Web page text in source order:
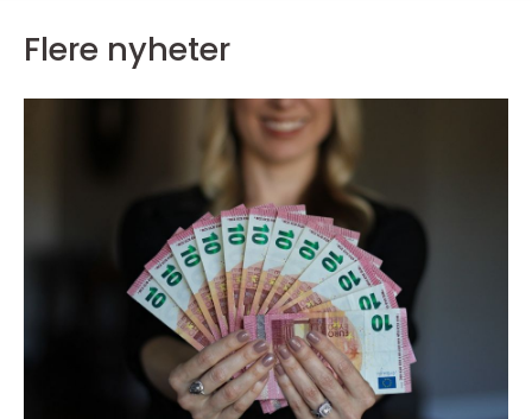
Flere nyheter